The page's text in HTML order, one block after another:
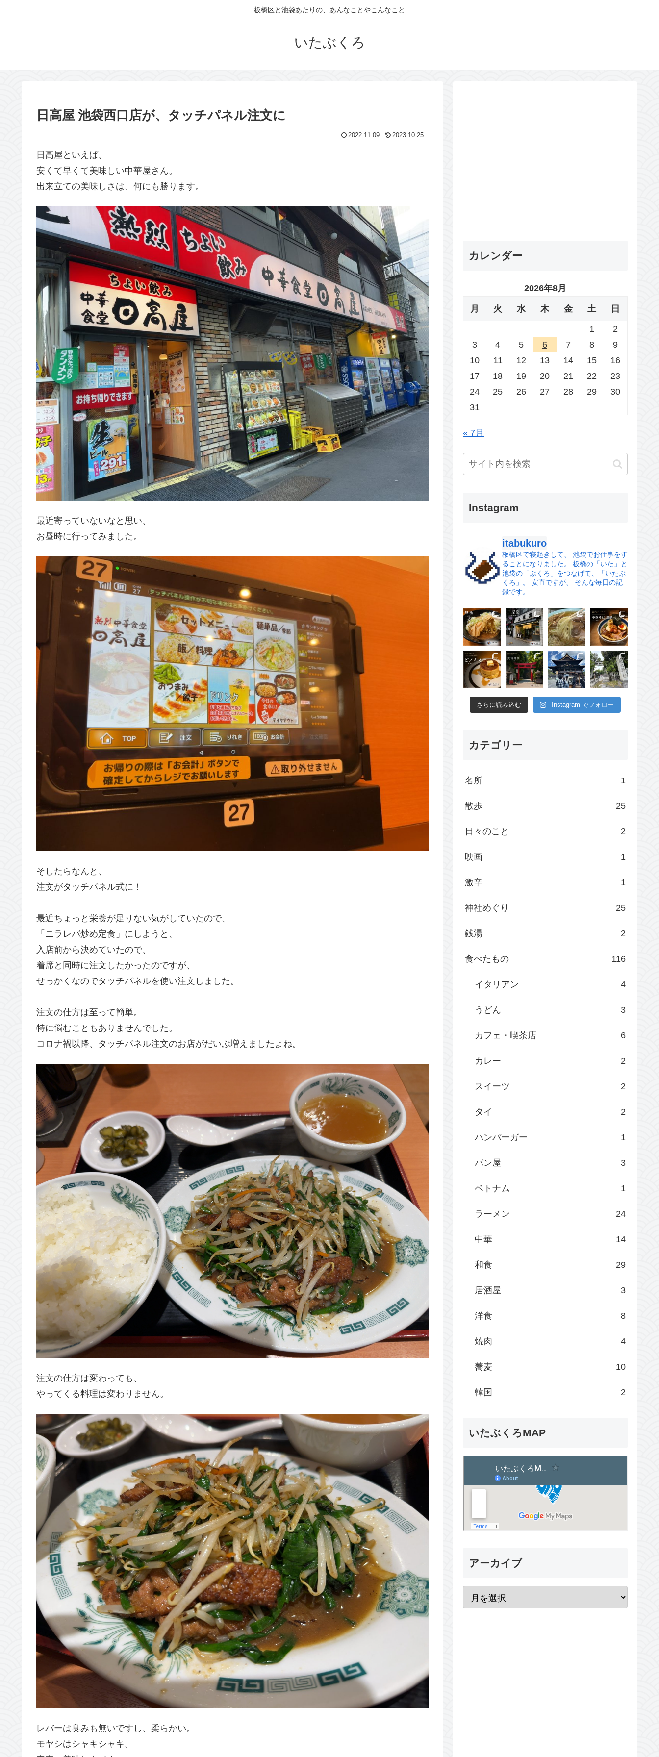
板橋区と池袋あたりの、あんなことやこんなこと
いたぶくろ
日高屋 池袋西口店が、タッチパネル注文に
2022.11.09 2023.10.25
日高屋といえば、
安くて早くて美味しい中華屋さん。
出来立ての美味しさは、何にも勝ります。
最近寄っていないなと思い、
お昼時に行ってみました。
そしたらなんと、
注文がタッチパネル式に！
最近ちょっと栄養が足りない気がしていたので、
「ニラレバ炒め定食」にしようと、
入店前から決めていたので、
着席と同時に注文したかったのですが、
せっかくなのでタッチパネルを使い注文しました。
注文の仕方は至って簡単。
特に悩むこともありませんでした。
コロナ禍以降、タッチパネル注文のお店がだいぶ増えましたよね。
注文の仕方は変わっても、
やってくる料理は変わりません。
レバーは臭みも無いですし、柔らかい。
モヤシはシャキシャキ。
カレンダー
2026年8月
月 火 水 木 金 土 日
1
2
3
4 5 6 7 8
9
10
11 12 13 14 15
16
17
18 19 20 21 22
23
24
25 26 27 28 29
30
31
« 7月
Instagram
itabukuro
板橋区で寝起きして、
池袋でお仕事をす
ることになりました。
板橋の「いた」と
池袋の「ぶくろ」をつなげて、「いたぶ
くろ」。
安直ですが、 そんな毎日の記
録です。
さらに読み込む Instagram でフォロー
カテゴリー
名所 1
散歩 25
日々のこと 2
映画 1
激辛 1
神社めぐり 25
銭湯 2
食べたもの 116
イタリアン 4
うどん 3
カフェ・喫茶店 6
カレー 2
スイーツ 2
タイ 2
ハンバーガー 1
パン屋 3
ベトナム 1
ラーメン 24
中華 14
和食 29
居酒屋 3
洋食 8
焼肉 4
蕎麦 10
韓国 2
いたぶくろMAP
アーカイブ